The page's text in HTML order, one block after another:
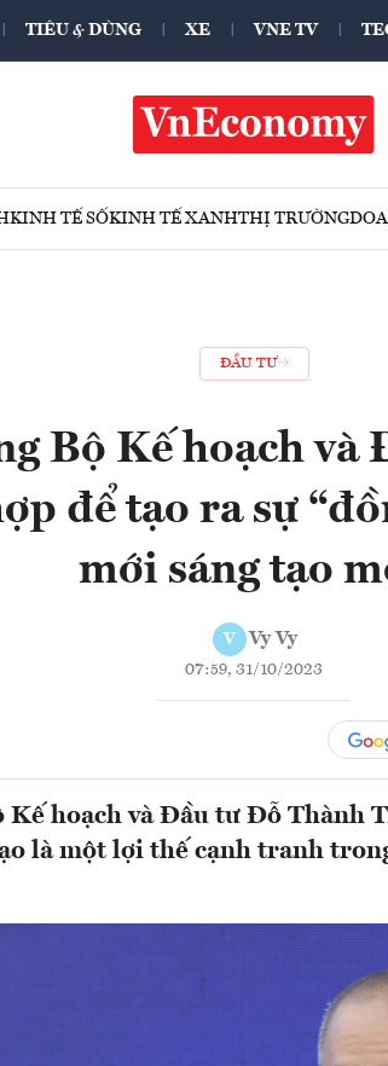
TIÊU & DÙNG XE VNE TV
KINH TẾ SỐKINH TẾ XANHTHỊ TRƯỜNG
ĐẦU TƯ
Bộ Kế hoạch và
để tạo ra sự
mới sáng tạo
V Vy Vy
07:59, 31/10/2023
hoạch và Đầu tư Đỗ Thành
là một lợi thế cạnh tranh